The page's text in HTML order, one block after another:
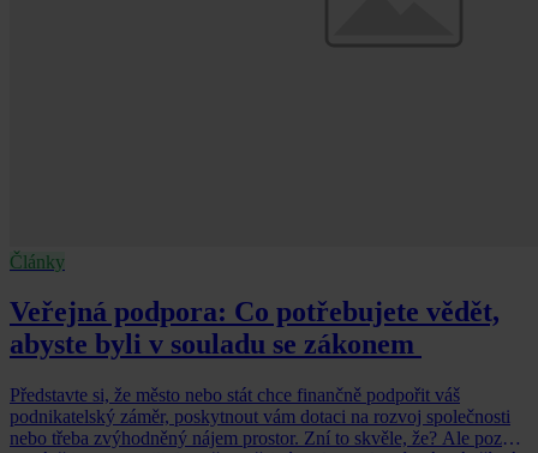
Články
Veřejná podpora: Co potřebujete vědět,
abyste byli v souladu se zákonem
Představte si, že město nebo stát chce finančně podpořit váš
podnikatelský záměr, poskytnout vám dotaci na rozvoj společnosti
nebo třeba zvýhodněný nájem prostor. Zní to skvěle, že? Ale pozor